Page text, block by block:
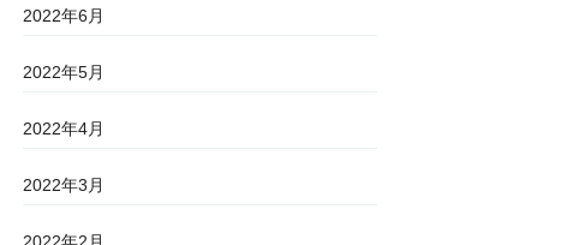
2022年6月
2022年5月
2022年4月
2022年3月